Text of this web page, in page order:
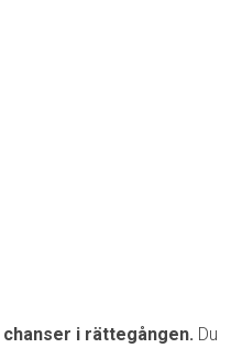
i rättegången. Du